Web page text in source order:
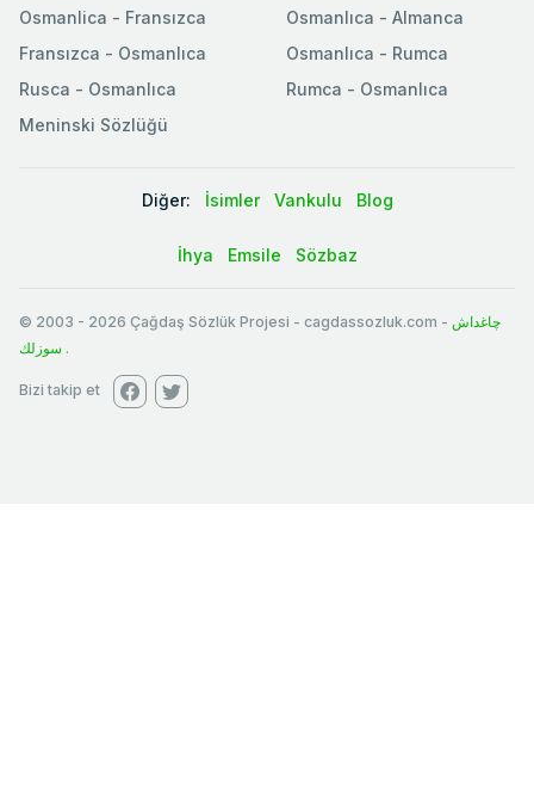
Osmanlica - Fransızca
Fransızca - Osmanlıca
Rusca - Osmanlıca
Meninski Sözlüğü
Osmanlıca - Almanca
Osmanlıca - Rumca
Rumca - Osmanlıca
Diğer: İsimler Vankulu Blog
İhya Emsile Sözbaz
© 2003 - 2026 Çağdaş Sözlük Projesi - cagdassozluk.com - چاغداش
سوزلك .
Bizi takip et